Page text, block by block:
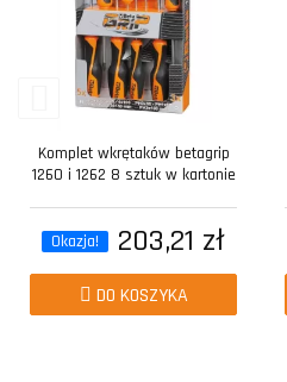
Komplet wkrętaków betagrip
1260 i 1262 8 sztuk w kartonie
Okazja! 203,21 zł
DO KOSZYKA